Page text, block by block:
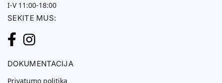
I-V 11:00-18:00
SEKITE MUS:
DOKUMENTACIJA
Privatumo politika